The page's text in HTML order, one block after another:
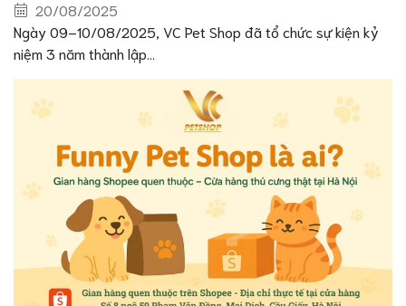
20/08/2025
Ngày 09–10/08/2025, VC Pet Shop đã tổ chức sự kiện kỷ
niệm 3 năm thành lập...